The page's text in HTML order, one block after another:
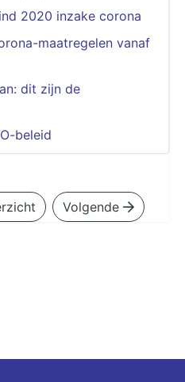
2020 inzake corona
maatregelen vanaf
dit zijn de
beleid
Volgende